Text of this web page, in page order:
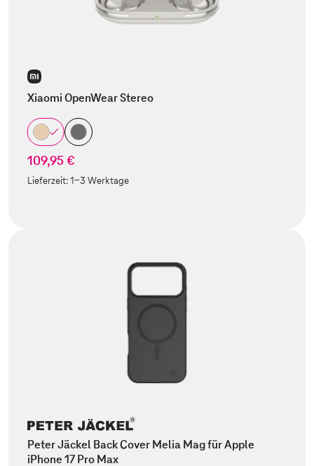
Xiaomi OpenWear Stereo
109,95 €
Lieferzeit:1-3 Werktage
Peter Jäckel Back Cover Melia Mag für Apple
iPhone 17 Pro Max